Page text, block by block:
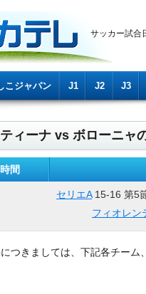
サッカー試合
こジャパン J1 J2 J3
ィーナ vs ボローニャ
間
セリエA15-16 第5
フィオレン
つきましては、下記各チー